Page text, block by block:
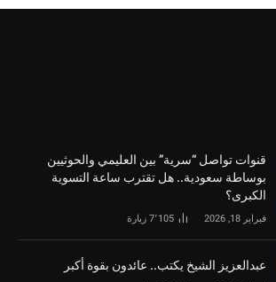
قنوات تواصل “سرية” بين العليمي والحوثيين
بوساطة سعودية.. هل تقترب ساعة التسوية
الكبرى؟
فبراير 18, 2026 7٬105 زيارة
‏عبدالعزيز الشيخ يكتب.. عائدون بقوة أكبر